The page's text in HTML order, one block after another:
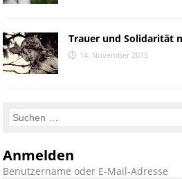
Trauer und Solidarität
14. November 2015
Anmelden
Benutzername oder E-Mail-Adresse